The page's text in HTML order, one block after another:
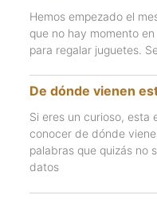
Hemos empezado el
que no hay momento
para regalar juguetes.
De dónde vienen
Si eres un curioso, esta
conocer de dónde
palabras que quizás no
datos